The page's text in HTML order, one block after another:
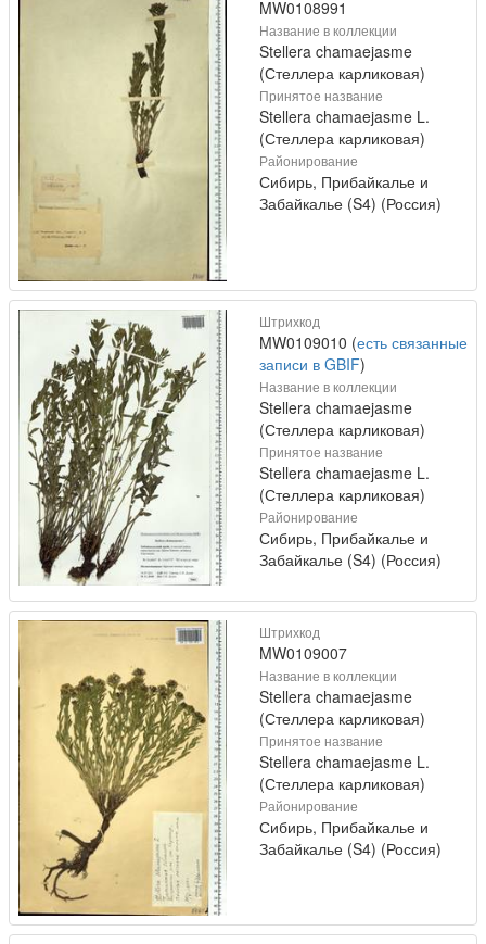
MW0108991
Название в коллекции
Stellera chamaejasme
(Стеллера карликовая)
Принятое название
Stellera chamaejasme L.
(Стеллера карликовая)
Районирование
Сибирь, Прибайкалье и
Забайкалье (S4) (Россия)
Штрихкод
MW0109010 (есть связанные
записи в GBIF)
Название в коллекции
Stellera chamaejasme
(Стеллера карликовая)
Принятое название
Stellera chamaejasme L.
(Стеллера карликовая)
Районирование
Сибирь, Прибайкалье и
Забайкалье (S4) (Россия)
Штрихкод
MW0109007
Название в коллекции
Stellera chamaejasme
(Стеллера карликовая)
Принятое название
Stellera chamaejasme L.
(Стеллера карликовая)
Районирование
Сибирь, Прибайкалье и
Забайкалье (S4) (Россия)